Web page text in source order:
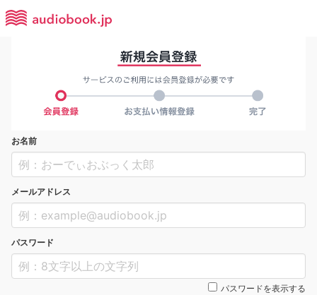
お名前
メールアドレス
パスワード
パスワードを表示する